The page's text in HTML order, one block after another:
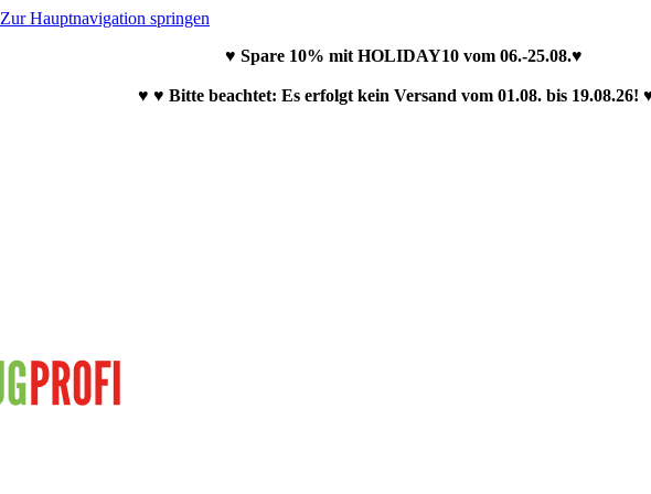
Zur Hauptnavigation springen
♥ Spare 10% mit HOLIDAY10 vom 06.-25.08.♥
♥ ♥ Bitte beachtet: Es erfolgt kein Versand vom 01.08. bis 19.08.26!